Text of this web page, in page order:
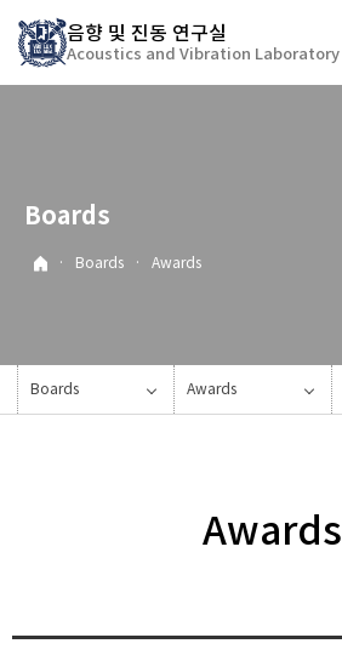
음향 및 진동 연구실
Acoustics and Vibration Laboratory
Boards
· Boards · Awards
Boards Awards
Awards